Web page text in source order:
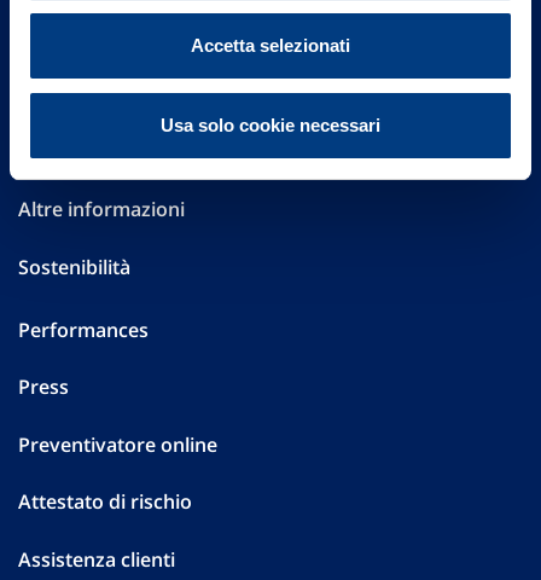
Accetta selezionati
Usa solo cookie necessari
Governance
Investor Relations
Altre informazioni
Sostenibilità
Performances
Press
Preventivatore online
Attestato di rischio
Assistenza clienti